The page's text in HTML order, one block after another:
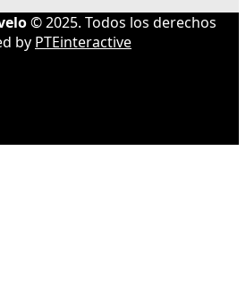
© 2025. Todos los derechos
by PTEinteractive